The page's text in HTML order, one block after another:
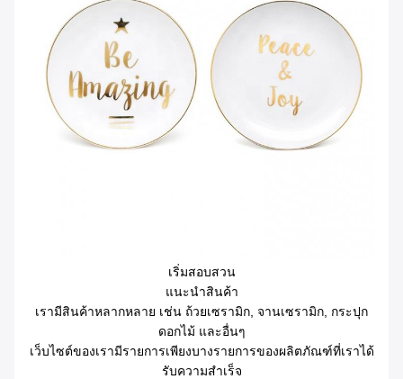
เริ่มสอบสวน
แนะนําสินค้า
เรามีสินค้าหลากหลาย เช่น ถ้วยเซรามิก, จานเซรามิก, กระปุก
ดอกไม้ และอื่นๆ
เว็บไซต์ของเรามีรายการเพียงบางรายการของผลิตภัณฑ์ที่เราได้
รับความสําเร็จ